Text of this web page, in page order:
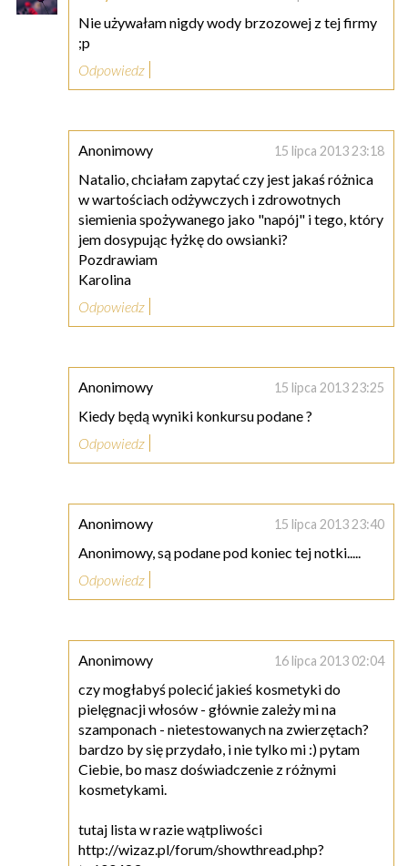
Nie używałam nigdy wody brzozowej z tej firmy
;p
Odpowiedz
Anonimowy 15 lipca 2013 23:18
Natalio, chciałam zapytać czy jest jakaś różnica
w wartościach odżywczych i zdrowotnych
siemienia spożywanego jako "napój" i tego, który
jem dosypując łyżkę do owsianki?
Pozdrawiam
Karolina
Odpowiedz
Anonimowy 15 lipca 2013 23:25
Kiedy będą wyniki konkursu podane ?
Odpowiedz
Anonimowy 15 lipca 2013 23:40
Anonimowy, są podane pod koniec tej notki.....
Odpowiedz
Anonimowy 16 lipca 2013 02:04
czy mogłabyś polecić jakieś kosmetyki do
pielęgnacji włosów - głównie zależy mi na
szamponach - nietestowanych na zwierzętach?
bardzo by się przydało, i nie tylko mi :) pytam
Ciebie, bo masz doświadczenie z różnymi
kosmetykami.
tutaj lista w razie wątpliwości
http://wizaz.pl/forum/showthread.php?